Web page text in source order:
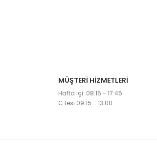
MÜŞTERİ HİZMETLERİ
Hafta içi: 08:15 - 17:45
C.tesi 09:15 - 13:00